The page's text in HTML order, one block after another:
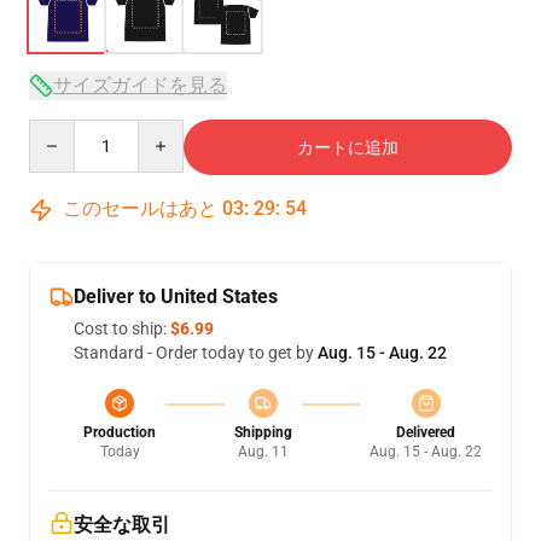
サイズガイドを見る
カートに追加
このセールはあと 03: 29: 53
Deliver to United States
Cost to ship:$6.99
Standard - Order today to get byAug. 15 - Aug. 22
Production
Today
Shipping
Aug. 11
Delivered
Aug. 15 - Aug. 22
安全な取引